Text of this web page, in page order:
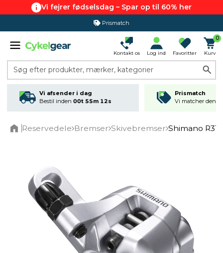
Vi fejrer fødselsdag – Spar op til 60% her
Prismatch
365 dages returret
Kontakt os Log ind Favoritter
0
Kurv
Søg efter produkter, mærker, kategorier
Vi afsender i dag
Bestil inden 00t 55m 12s
Prismatch
Vi matcher den
Reservedele Bremser Skivebremser Shimano